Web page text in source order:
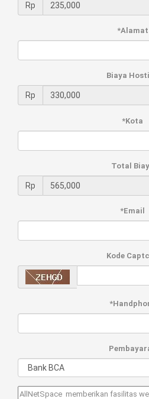
Rp
*Alamat
Biaya
Rp
*Kota
Total
Rp
*Email
Kode